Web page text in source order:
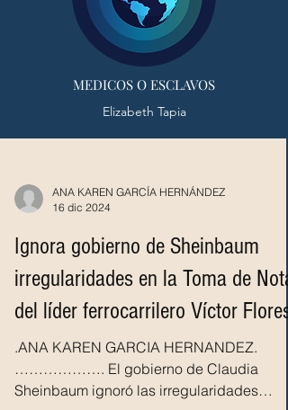
MEDICOS O ESCLAVOS
Elizabeth Tapia
ANA KAREN GARCÍA HERNÁNDEZ
16 dic 2024
Ignora gobierno de Sheinbaum
irregularidades en la Toma de Nota
del líder ferrocarrilero Víctor Flores
.ANA KAREN GARCIA HERNANDEZ.
………………. El gobierno de Claudia
Sheinbaum ignoró las irregularidades